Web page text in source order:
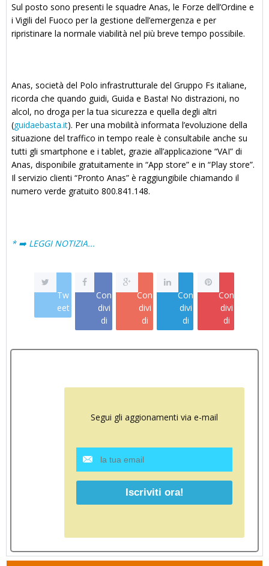
Sul posto sono presenti le squadre Anas, le Forze dell’Ordine e
i Vigili del Fuoco per la gestione dell’emergenza e per
ripristinare la normale viabilità nel più breve tempo possibile.
Anas, società del Polo infrastrutturale del Gruppo Fs italiane,
ricorda che quando guidi, Guida e Basta! No distrazioni, no
alcol, no droga per la tua sicurezza e quella degli altri
(guidaebasta.it). Per una mobilità informata l’evoluzione della
situazione del traffico in tempo reale è consultabile anche su
tutti gli smartphone e i tablet, grazie all’applicazione “VAI” di
Anas, disponibile gratuitamente in “App store” e in “Play store”.
Il servizio clienti “Pronto Anas” è raggiungibile chiamando il
numero verde gratuito 800.841.148.
* ➡️ LEGGI NOTIZIA...
Tw
eet
Con
divi
di
Con
divi
di
Con
divi
di
Con
divi
di
Segui gli aggionamenti via e-mail